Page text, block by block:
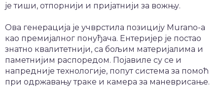
је тиши, отпорнији и пријатнији за вожњу.
Ова генерација је учврстила позицију Murano-а
као премијалног понуђача. Ентеријер је постао
знатно квалитетнији, са бољим материјалима и
паметнијим распоредом. Појавиле су се и
напредније технологије, попут система за помоћ
при одржавању траке и камера за маневрисање.